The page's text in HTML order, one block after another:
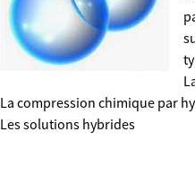
La compression chimique par
Les solutions hybrides